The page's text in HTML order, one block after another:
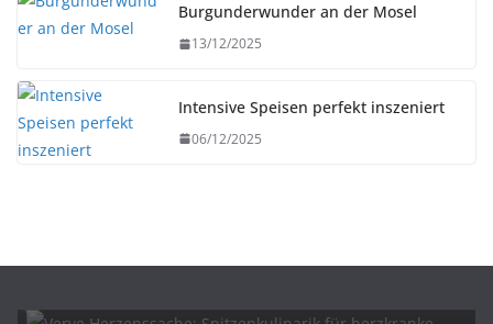
Burgunderwunder an der Mosel
13/12/2025
Intensive Speisen perfekt inszeniert
06/12/2025